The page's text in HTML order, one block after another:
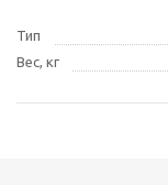
Тип
Вес, кг